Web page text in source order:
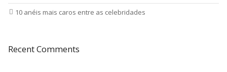
10 anéis mais caros entre as celebridades
Recent Comments